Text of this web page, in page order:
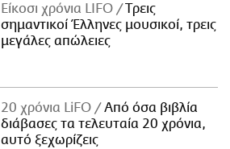
Είκοσι χρόνια LIFO
Tρεις
σημαντικοί Έλληνες μουσικοί, τρεις
μεγάλες απώλειες
20 χρόνια LiFO
Από όσα βιβλία
διάβασες τα τελευταία 20 χρόνια,
αυτό ξεχωρίζεις